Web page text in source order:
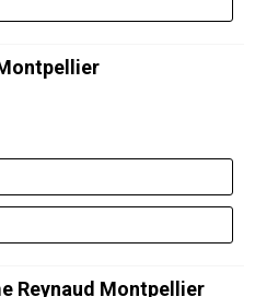
Reynaud Montpellier